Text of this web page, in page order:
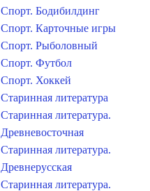
Спорт. Бодибилдинг
Спорт. Карточные игры
Спорт. Рыболовный
Спорт. Футбол
Спорт. Хоккей
Старинная литература
Старинная литература.
Древневосточная
Старинная литература.
Древнерусская
Старинная литература.